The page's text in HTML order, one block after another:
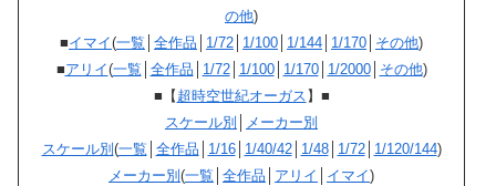
の他)
■イマイ(一覧 全作品 1/72 1/100 1/144 1/170 その他)
■アリイ(一覧 全作品 1/72│ 1/100│ 1/170│ 1/2000│ その他)
■【 超時空世紀オーガス 】■
スケール別
メーカー別
スケール別 (一覧 全作品 1/16│ 1/40/42│ 1/48│ 1/72│ 1/120/144)
メーカー別 (一覧 全作品 アリイ イマイ)